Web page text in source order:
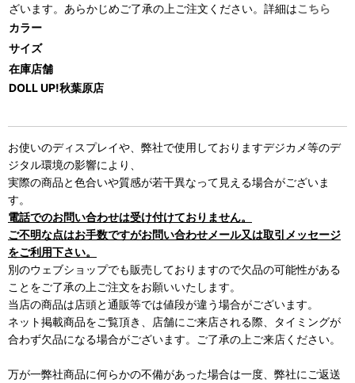
ざいます。あらかじめご了承の上ご注文ください。詳細はこちら
カラー
サイズ
在庫店舗
DOLL UP!秋葉原店
お使いのディスプレイや、弊社で使用しておりますデジカメ等のデ
ジタル環境の影響により、
実際の商品と色合いや質感が若干異なって見える場合がございま
す。
電話でのお問い合わせは受け付けておりません。
ご不明な点はお手数ですがお問い合わせメール又は取引メッセージ
をご利用下さい。
別のウェブショップでも販売しておりますので欠品の可能性がある
ことをご了承の上ご注文をお願いいたします。
当店の商品は店頭と通販等では値段が違う場合がございます。
ネット掲載商品をご覧頂き、店舗にご来店される際、タイミングが
合わず欠品になる場合がございます。ご了承の上ご来店ください。
万が一弊社商品に何らかの不備があった場合は一度、弊社にご返送